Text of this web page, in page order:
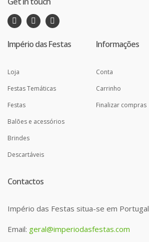
Império das Festas
Loja
Festas Temáticas
Festas
Balões e acessórios
Brindes
Descartáveis
Informações
Conta
Carrinho
Finalizar compras
Contactos
Império das Festas situa-se em Portugal
Email: geral@imperiodasfestas.com